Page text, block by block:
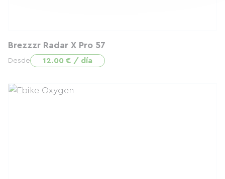
Brezzzr Radar X Pro 57
Desde 12.00 € / día